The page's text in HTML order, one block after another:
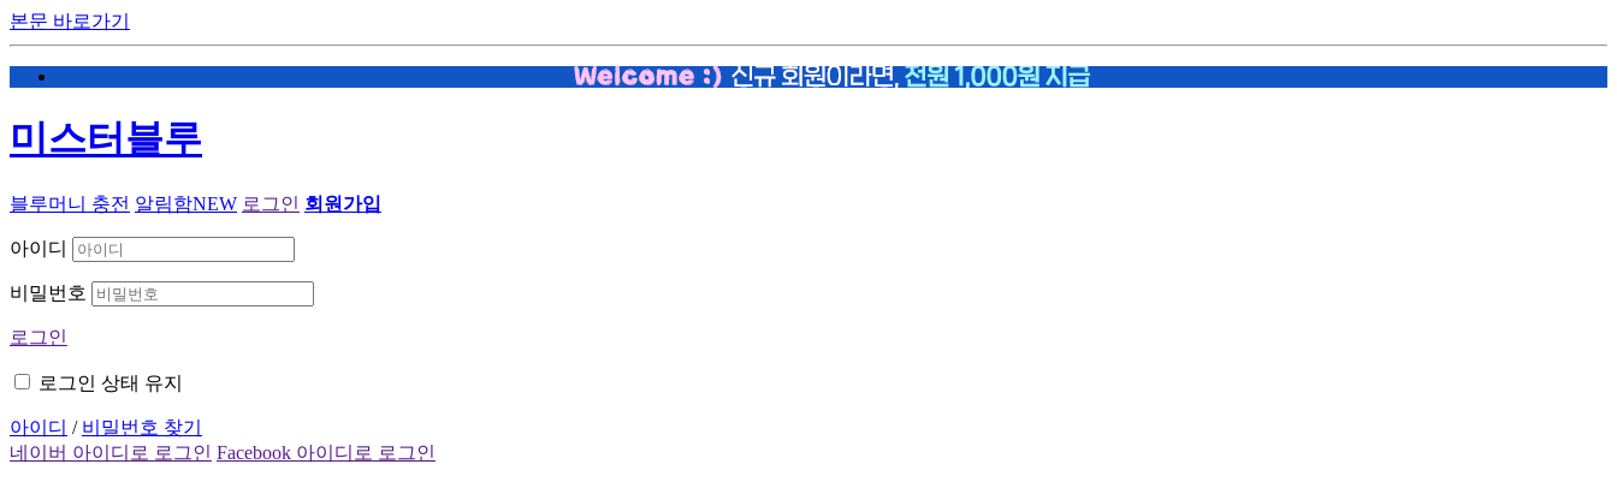
본문 바로가기
미스터블루
블루머니 충전 알림함NEW 로그인 회원가입
아이디
비밀번호
로그인
로그인 상태 유지
아이디 / 비밀번호 찾기
네이버 아이디로 로그인 Facebook 아이디로 로그인